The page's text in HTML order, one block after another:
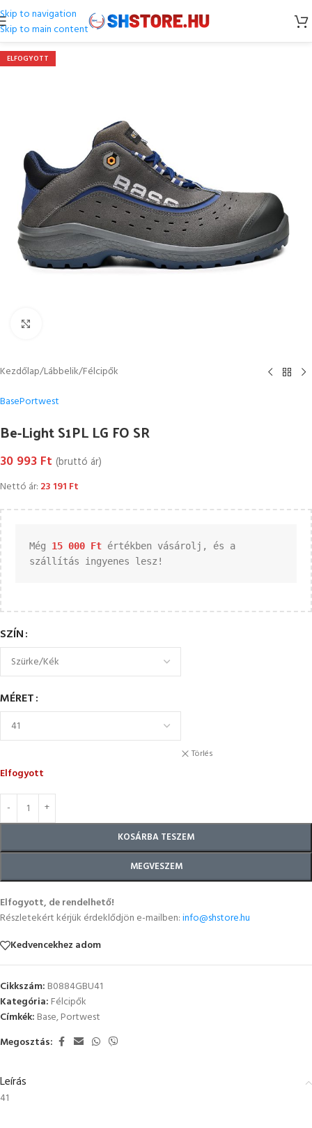
Skip to navigation
Skip to main content
ELFOGYOTT
Kezdőlap/Lábbelik/Félcipők
BasePortwest
Be-Light S1PL LG FO SR
30 993 Ft (bruttó ár)
Nettó ár: 23 191 Ft
Még 15 000 Ft értékben vásárolj, és a
szállítás ingyenes lesz!
SZÍN
MÉRET
Törlés
Elfogyott
KOSÁRBA TESZEM
MEGVESZEM
Elfogyott, de rendelhető!
Részletekért kérjük érdeklődjön e-mailben:info@shstore.hu
Kedvencekhez adom
Cikkszám: B0884GBU41
Kategória: Félcipők
Címkék: Base,Portwest
Megosztás:
Leírás
41